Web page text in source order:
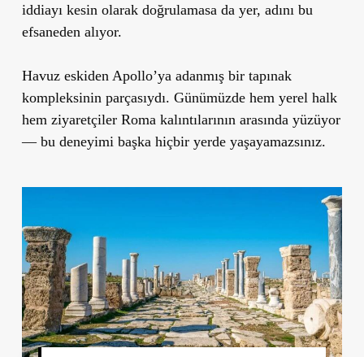
iddiayı kesin olarak doğrulamasa da yer, adını bu
efsaneden alıyor.
Havuz eskiden Apollo’ya adanmış bir tapınak
kompleksinin parçasıydı. Günümüzde hem yerel halk
hem ziyaretçiler Roma kalıntılarının arasında yüzüyor
— bu deneyimi başka hiçbir yerde yaşayamazsınız.